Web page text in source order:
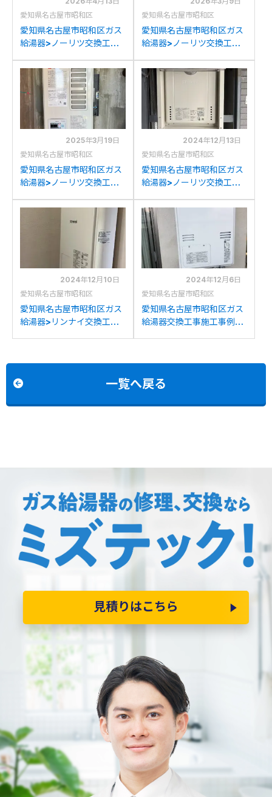
愛知県名古屋市昭和区
愛知県名古屋市昭和区ガス
給湯器>ノーリツ交換工事
A2003SAW(A)からノー
リツGT-2070SAW BLへ
の交換
愛知県名古屋市昭和区
愛知県名古屋市昭和区ガス
給湯器>ノーリツ交換工事
A2003SAW(A)からノー
リツGT-2070SAW BLへ
の交換
2025年3月19日
愛知県名古屋市昭和区
愛知県名古屋市昭和区ガス
給湯器>ノーリツ交換工事
16CWFからノーリツGQ-
1637WSD-F-1への交換
2024年12月13日
愛知県名古屋市昭和区
愛知県名古屋市昭和区ガス
給湯器>ノーリツ交換工事
2444SAWX3Hからノー
リツGT-2470SAW BLへ
の交換
2024年12月10日
愛知県名古屋市昭和区
愛知県名古屋市昭和区ガス
給湯器>リンナイ交換工事
2024年12月6日
愛知県名古屋市昭和区
愛知県名古屋市昭和区ガス
給湯器交換工事施工事例：
一覧へ戻る
見積りはこちら